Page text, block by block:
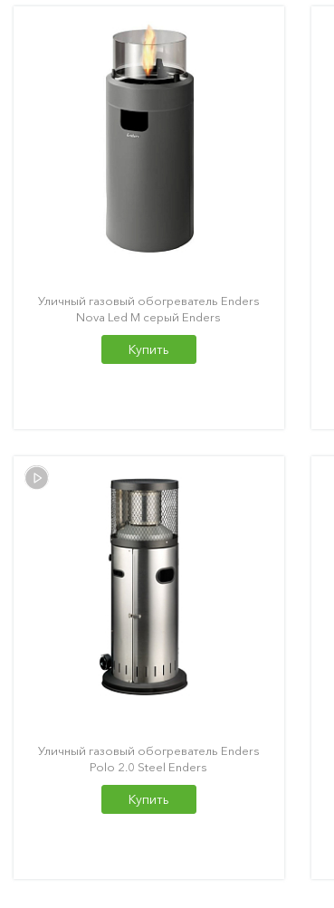
Уличный газовый обогреватель Enders
Nova Led M серый Enders
Купить
Уличный газовый обогреватель Enders
Polo 2.0 Steel Enders
Купить